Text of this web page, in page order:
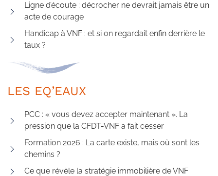
Ligne d’écoute : décrocher ne devrait jamais être un
acte de courage
Handicap à VNF : et si on regardait enfin derrière le
taux ?
LES EQ’EAUX
PCC : « vous devez accepter maintenant ». La
pression que la CFDT-VNF a fait cesser
Formation 2026 : La carte existe, mais où sont les
chemins ?
Ce que révèle la stratégie immobilière de VNF